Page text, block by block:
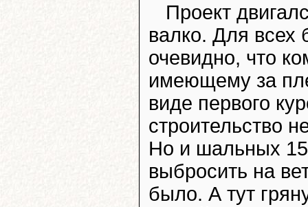
Проект
валко. Для
очевидно, что
имеющему за
виде первого
строительство
Но и шальных
выбросить на
было. А тут